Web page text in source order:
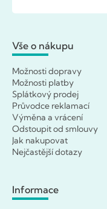
Vše o nákupu
Možnosti dopravy
Možnosti platby
Splátkový prodej
Průvodce reklamací
Výměna a vrácení
Odstoupit od smlouvy
Jak nakupovat
Nejčastější dotazy
Informace